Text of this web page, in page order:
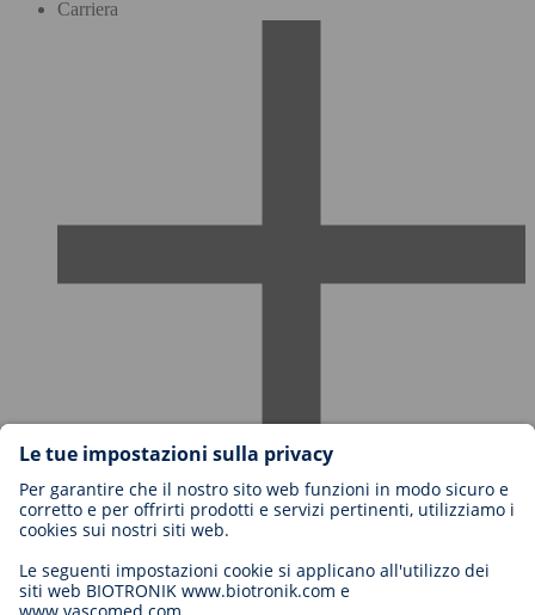
Carriera
Carriere in BIOTRONIK
Livelli di carriera
Candidatura
Opportunità di carriera